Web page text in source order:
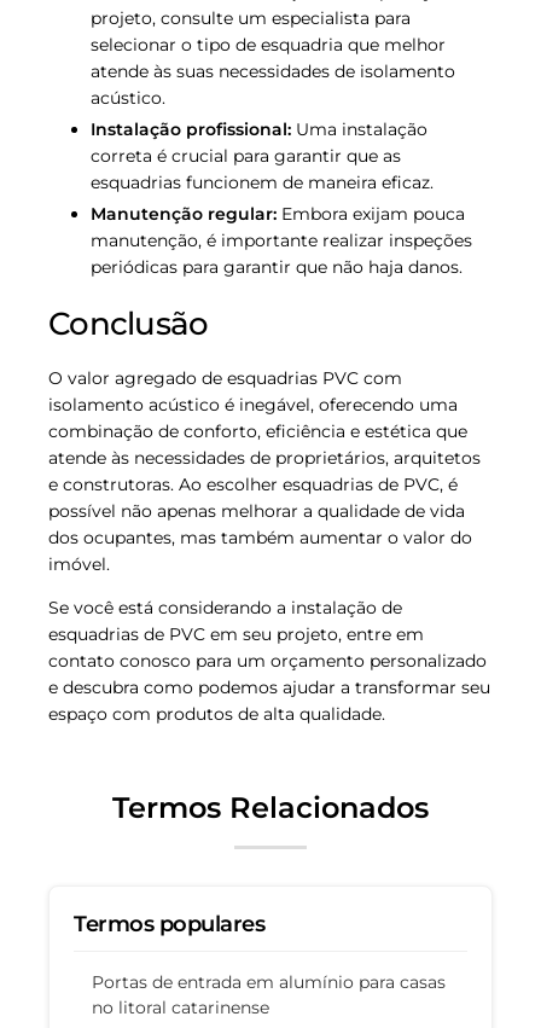
projeto, consulte um especialista para
selecionar o tipo de esquadria que melhor
atende às suas necessidades de isolamento
acústico.
Instalação profissional: Uma instalação
correta é crucial para garantir que as
esquadrias funcionem de maneira eficaz.
Manutenção regular: Embora exijam pouca
manutenção, é importante realizar inspeções
periódicas para garantir que não haja danos.
Conclusão
O valor agregado de esquadrias PVC com
isolamento acústico é inegável, oferecendo uma
combinação de conforto, eficiência e estética que
atende às necessidades de proprietários, arquitetos
e construtoras. Ao escolher esquadrias de PVC, é
possível não apenas melhorar a qualidade de vida
dos ocupantes, mas também aumentar o valor do
imóvel.
Se você está considerando a instalação de
esquadrias de PVC em seu projeto, entre em
contato conosco para um orçamento personalizado
e descubra como podemos ajudar a transformar seu
espaço com produtos de alta qualidade.
Termos Relacionados
Termos populares
Portas de entrada em alumínio para casas
no litoral catarinense